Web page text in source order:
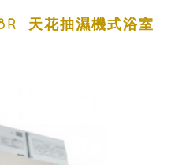
天花抽濕機式浴室